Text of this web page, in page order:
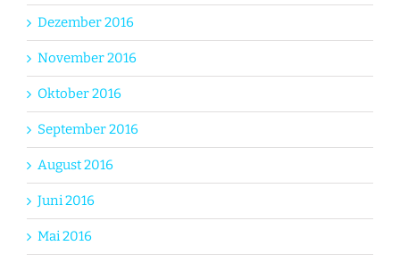
Dezember 2016
November 2016
Oktober 2016
September 2016
August 2016
Juni 2016
Mai 2016